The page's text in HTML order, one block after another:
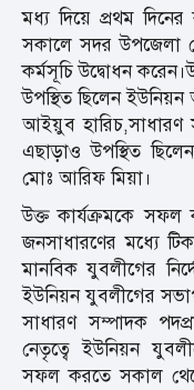
মধ্য দিয়ে প্রথম
সকালে সদর উপজেলা
কর্মসূচি উদ্বোধন
উপস্থিত ছিলেন
আইয়ুব
এছাড়াও উপস্থিত
মোঃ আরিফ মিয়া।
উক্ত কার্যক্রমকে সফল
জনসাধারণের মধ্যে
মানবিক যুবলীগের
ইউনিয়ন যুবলীগের
সাধারণ সম্পাদক
নেতৃত্বে ইউনিয়ন
সফল করতে সকাল